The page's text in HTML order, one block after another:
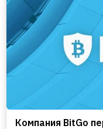
Компания BitGo